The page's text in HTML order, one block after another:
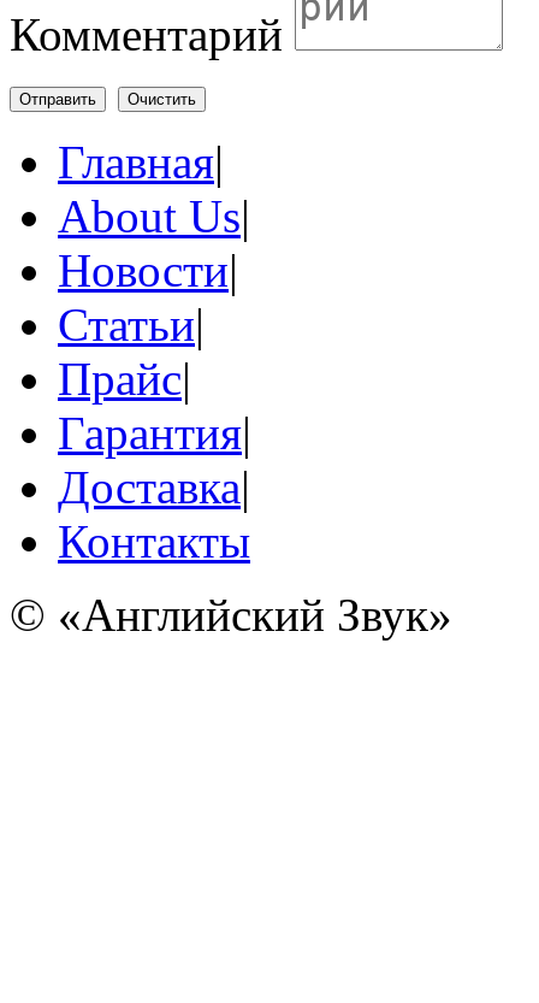
Комментарий
Отправить Очистить
Главная|
About Us|
Новости|
Статьи|
Прайс|
Гарантия|
Доставка|
Контакты
© «Английский Звук»